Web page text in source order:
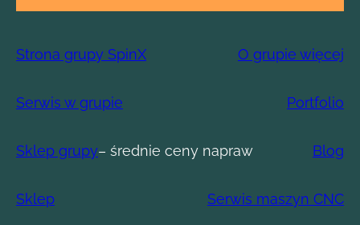
Strona grupy SpinX O grupie więcej
Serwis w grupie Portfolio
Sklep grupy– średnie ceny napraw Blog
Sklep Serwis maszyn CNC